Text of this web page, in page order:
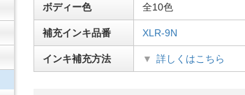
ボディー色 全10色
補充インキ品番 XLR-9N
インキ補充方法 詳しくはこちら